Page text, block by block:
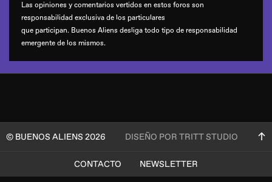
Las opiniones y comentarios vertidos en estos foros son
responsabilidad exclusiva de los particulares
que participan. Buenos Aliens desliga todo tipo de responsabilidad
emergente de los mismos.
© BUENOS ALIENS 2026 DISEÑO POR TRITT STUDIO
CONTACTO
NEWSLETTER